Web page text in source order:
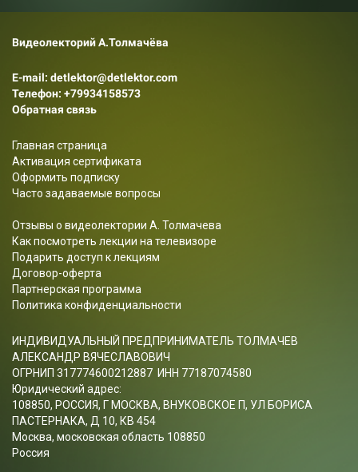
Видеолекторий А.Толмачёва
E-mail: detlektor@detlektor.com
Телефон: +79934158573
Обратная связь
Главная страница
Активация сертификата
Оформить подписку
Часто задаваемые вопросы
Отзывы о видеолектории А. Толмачева
Как посмотреть лекции на телевизоре
Подарить доступ к лекциям
Договор-оферта
Партнерская программа
Политика конфиденциальности
ИНДИВИДУАЛЬНЫЙ ПРЕДПРИНИМАТЕЛЬ ТОЛМАЧЕВ
АЛЕКСАНДР ВЯЧЕСЛАВОВИЧ
ОГРНИП 317774600212887 ИНН 77187074580
Юридический адрес:
108850, РОССИЯ, Г МОСКВА, ВНУКОВСКОЕ П, УЛ БОРИСА
ПАСТЕРНАКА, Д 10, КВ 454
Москва, московская область 108850
Россия